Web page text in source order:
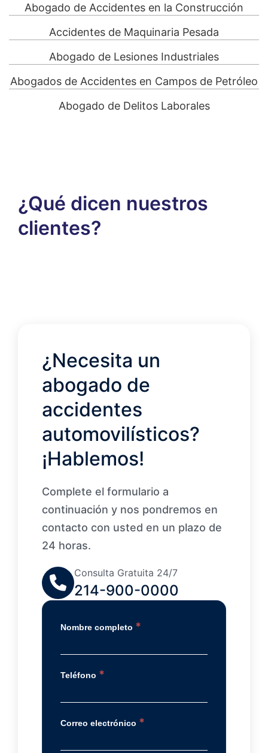
Abogado de Accidentes en la Construcción
Accidentes de Maquinaria Pesada
Abogado de Lesiones Industriales
Abogados de Accidentes en Campos de Petróleo
Abogado de Delitos Laborales
¿Qué dicen nuestros
clientes?
¿Necesita un
abogado de
accidentes
automovilísticos?
¡Hablemos!
Complete el formulario a
continuación y nos pondremos en
contacto con usted en un plazo de
24 horas.
Consulta Gratuita 24/7
214-900-0000
Nombre completo *
Teléfono *
Correo electrónico *